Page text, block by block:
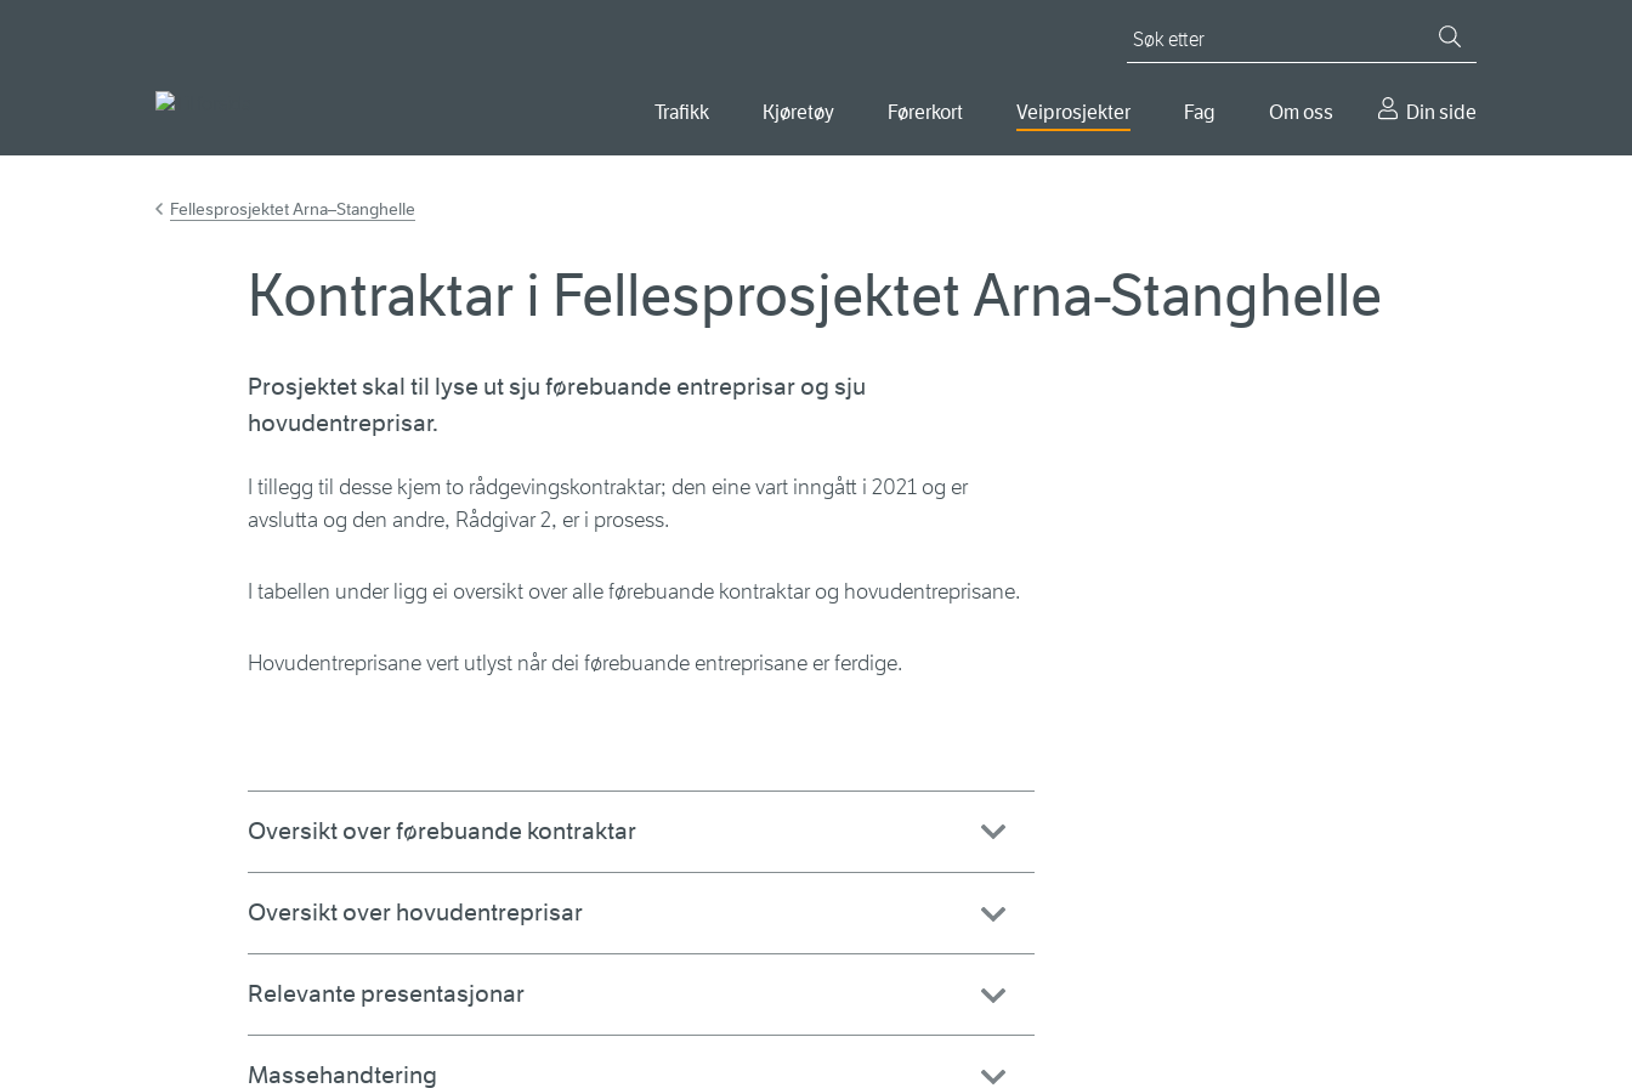
Trafikk Kjøretøy Førerkort Veiprosjekter Fag Om oss Din side
Fellesprosjektet Arna–Stanghelle
Kontraktar i Fellesprosjektet Arna-Stanghelle
Prosjektet skal til lyse ut sju førebuande entreprisar og sju
hovudentreprisar.
I tillegg til desse kjem to rådgevingskontraktar; den eine vart inngått i 2021 og er
avslutta og den andre, Rådgivar 2, er i prosess.
I tabellen under ligg ei oversikt over alle førebuande kontraktar og hovudentreprisane.
Hovudentreprisane vert utlyst når dei førebuande entreprisane er ferdige.
Oversikt over førebuande kontraktar
Oversikt over hovudentreprisar
Relevante presentasjonar
Massehandtering